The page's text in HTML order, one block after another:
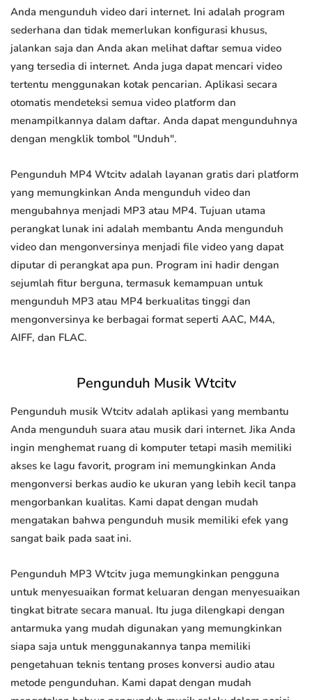
Anda mengunduh video dari internet. Ini adalah program
sederhana dan tidak memerlukan konfigurasi khusus,
jalankan saja dan Anda akan melihat daftar semua video
yang tersedia di internet. Anda juga dapat mencari video
tertentu menggunakan kotak pencarian. Aplikasi secara
otomatis mendeteksi semua video platform dan
menampilkannya dalam daftar. Anda dapat mengunduhnya
dengan mengklik tombol "Unduh".
Pengunduh MP4 Wtcitv adalah layanan gratis dari platform
yang memungkinkan Anda mengunduh video dan
mengubahnya menjadi MP3 atau MP4. Tujuan utama
perangkat lunak ini adalah membantu Anda mengunduh
video dan mengonversinya menjadi file video yang dapat
diputar di perangkat apa pun. Program ini hadir dengan
sejumlah fitur berguna, termasuk kemampuan untuk
mengunduh MP3 atau MP4 berkualitas tinggi dan
mengonversinya ke berbagai format seperti AAC, M4A,
AIFF, dan FLAC.
Pengunduh Musik Wtcitv
Pengunduh musik Wtcitv adalah aplikasi yang membantu
Anda mengunduh suara atau musik dari internet. Jika Anda
ingin menghemat ruang di komputer tetapi masih memiliki
akses ke lagu favorit, program ini memungkinkan Anda
mengonversi berkas audio ke ukuran yang lebih kecil tanpa
mengorbankan kualitas. Kami dapat dengan mudah
mengatakan bahwa pengunduh musik memiliki efek yang
sangat baik pada saat ini.
Pengunduh MP3 Wtcitv juga memungkinkan pengguna
untuk menyesuaikan format keluaran dengan menyesuaikan
tingkat bitrate secara manual. Itu juga dilengkapi dengan
antarmuka yang mudah digunakan yang memungkinkan
siapa saja untuk menggunakannya tanpa memiliki
pengetahuan teknis tentang proses konversi audio atau
metode pengunduhan. Kami dapat dengan mudah